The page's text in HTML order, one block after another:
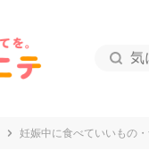
妊娠中に食べていいもの